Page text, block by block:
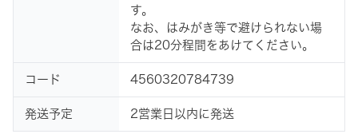
す。
なお、はみがき等で避けられない場
合は20分程間をあけてください。
コード 4560320784739
発送予定 2営業日以内に発送